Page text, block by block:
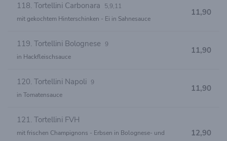
118. Tortellini Carbonara
5,9,11
mit gekochtem Hinterschinken - Ei in Sahnesauce
11,90
119. Tortellini Bolognese
9
in Hackfleischsauce
11,90
120. Tortellini Napoli 9
in Tomatensauce
11,90
121. Tortellini FVH
mit frischen Champignons - Erbsen in Bolognese- und
12,90